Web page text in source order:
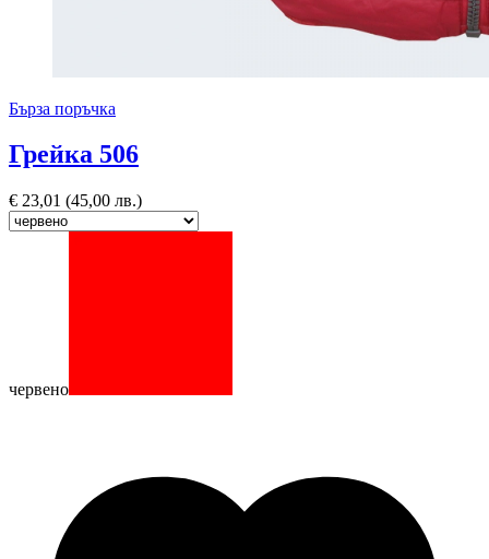
Бърза поръчка
Грейка 506
€ 23,01 (45,00 лв.)
червено